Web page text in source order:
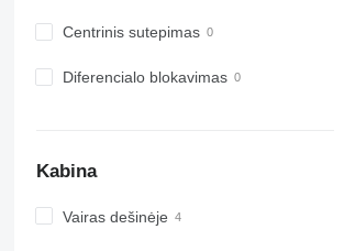
Centrinis sutepimas
Diferencialo blokavimas
Kabina
Vairas dešinėje